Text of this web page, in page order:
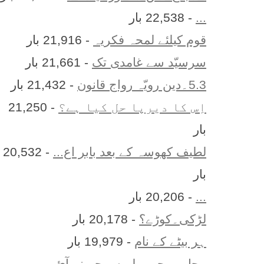
- 22,538 بار
قوم کیلئے لمحہ فکریہ
- 21,916 بار
سرسیّد سے غامدی تک - 21,661 بار
5.3۔دین رویّہ رواج قانون
- 21,432 بار
اِس کا ديرپا حل کيا ہے؟
- 21,250
بار
لطیف کھوسہ کے بعد بابر اع...
- 20,532
بار
- 20,206 بار
لڑکی۔کوڑے؟ - 20,178 بار
ہر بيٹے کے نام - 19,979 بار